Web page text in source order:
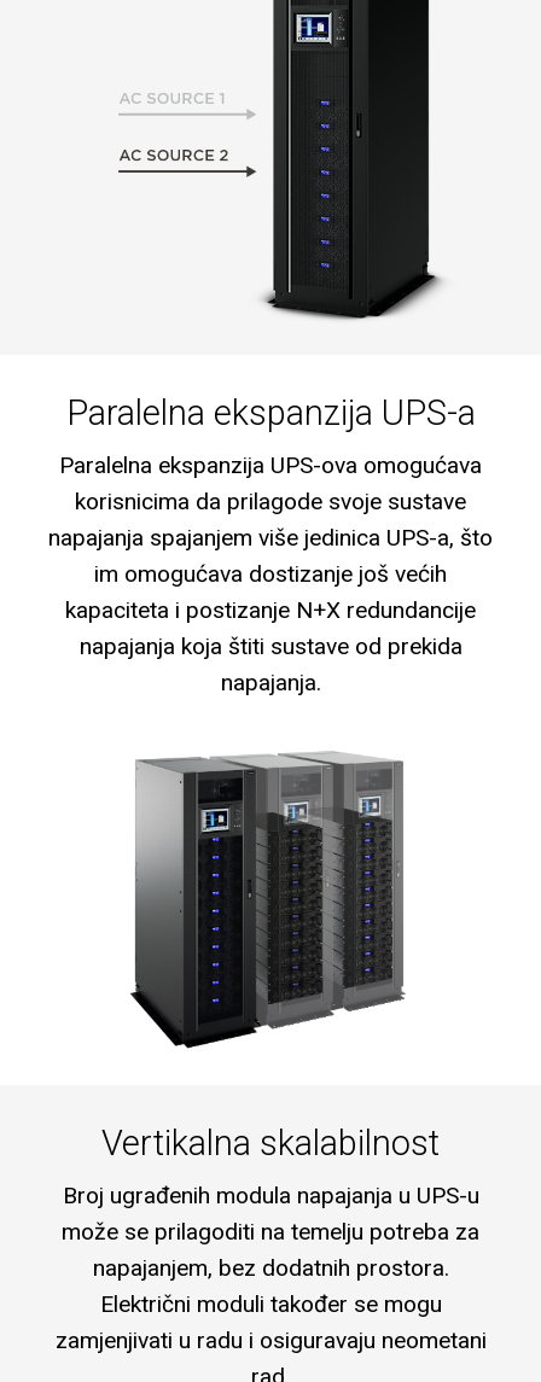
Paralelna ekspanzija UPS-a
Paralelna ekspanzija UPS-ova omogućava
korisnicima da prilagode svoje sustave
napajanja spajanjem više jedinica UPS-a, što
im omogućava dostizanje još većih
kapaciteta i postizanje N+X redundancije
napajanja koja štiti sustave od prekida
napajanja.
Vertikalna skalabilnost
Broj ugrađenih modula napajanja u UPS-u
može se prilagoditi na temelju potreba za
napajanjem, bez dodatnih prostora.
Električni moduli također se mogu
zamjenjivati u radu i osiguravaju neometani